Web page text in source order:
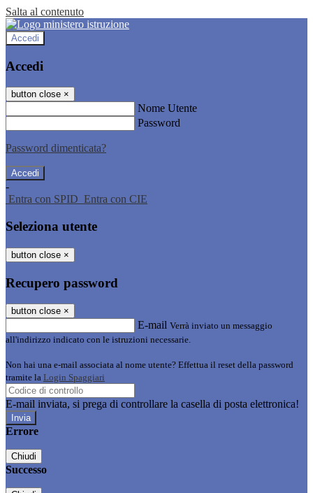
Salta al contenuto
Accedi
Accedi
button close ×
Nome Utente
Password
Password dimenticata?
-
Entra con SPID Entra con CIE
Seleziona utente
button close ×
Recupero password
button close ×
E-mail Verrà inviato un messaggio
all'indirizzo indicato con le istruzioni necessarie.
Non hai una e-mail associata al nome utente? Effettua il reset della password
tramite la Login Spaggiari
E-mail inviata, si prega di controllare la casella di posta elettronica!
Errore
Chiudi
Successo